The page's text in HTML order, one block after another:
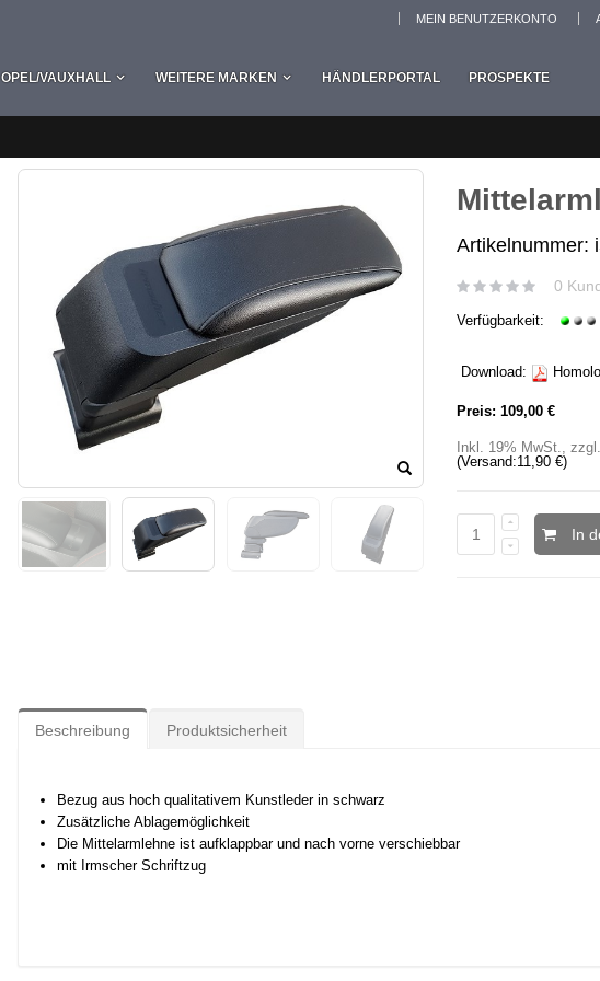
MEIN BENUTZERKONTO
OPEL/VAUXHALL WEITERE MARKEN HÄNDLERPORTAL PROSPEKTE
Artikelnummer:
0
Verfügbarkeit:
Download:
Preis: 109,00 €
Inkl. 19% MwSt.,
(Versand:11,90 €)
In
Beschreibung Produktsicherheit
Bezug aus hoch qualitativem Kunstleder in schwarz
Zusätzliche Ablagemöglichkeit
Die Mittelarmlehne ist aufklappbar und nach vorne verschiebbar
mit Irmscher Schriftzug